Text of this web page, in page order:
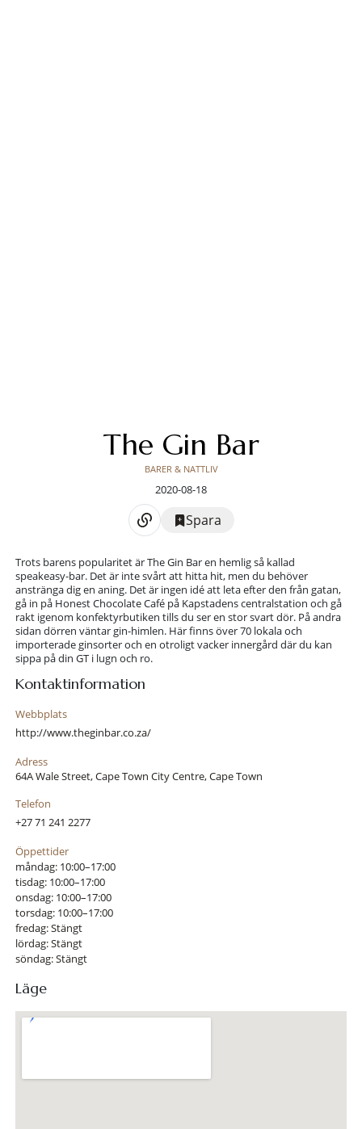
The Gin Bar
BARER & NATTLIV
2020-08-18
Spara
Trots barens popularitet är The Gin Bar en hemlig så kallad
speakeasy-bar. Det är inte svårt att hitta hit, men du behöver
anstränga dig en aning. Det är ingen idé att leta efter den från gatan,
gå in på Honest Chocolate Café på Kapstadens centralstation och gå
rakt igenom konfektyrbutiken tills du ser en stor svart dör. På andra
sidan dörren väntar gin-himlen. Här finns över 70 lokala och
importerade ginsorter och en otroligt vacker innergård där du kan
sippa på din GT i lugn och ro.
Kontaktinformation
Webbplats
http://www.theginbar.co.za/
Adress
64A Wale Street, Cape Town City Centre, Cape Town
Telefon
+27 71 241 2277
Öppettider
måndag: 10:00–17:00
tisdag: 10:00–17:00
onsdag: 10:00–17:00
torsdag: 10:00–17:00
fredag: Stängt
lördag: Stängt
söndag: Stängt
Läge